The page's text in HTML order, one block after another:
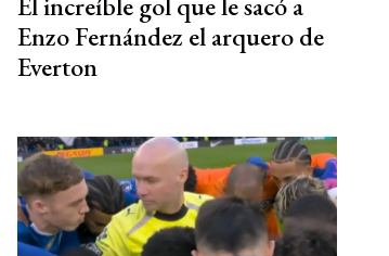
Enzo Fernández el arquero de
Everton